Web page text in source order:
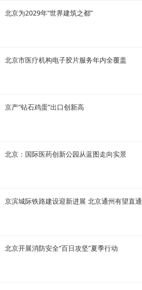
北京为2029年“世界建筑之都”
北京市医疗机构电子胶片服务年内全覆盖
京产“钻石鸡蛋”出口创新高
北京：国际医药创新公园从蓝图走向实景
京滨城际铁路建设迎新进展 北京通州有望直
北京开展消防安全“百日攻坚”夏季行动